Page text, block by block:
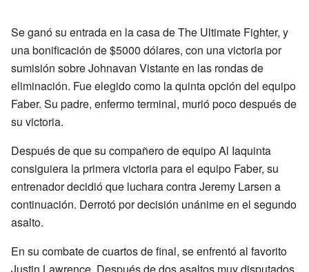
Se ganó su entrada en la casa de The Ultimate Fighter, y
una bonificación de $5000 dólares, con una victoria por
sumisión sobre Johnavan Vistante en las rondas de
eliminación. Fue elegido como la quinta opción del equipo
Faber. Su padre, enfermo terminal, murió poco después de
su victoria.
Después de que su compañero de equipo Al Iaquinta
consiguiera la primera victoria para el equipo Faber, su
entrenador decidió que luchara contra Jeremy Larsen a
continuación. Derrotó por decisión unánime en el segundo
asalto.
En su combate de cuartos de final, se enfrentó al favorito